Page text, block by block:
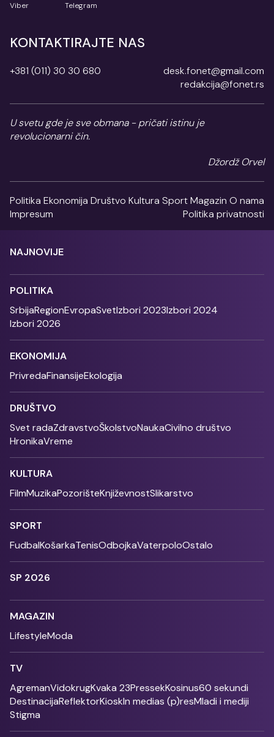
Viber Telegram
KONTAKTIRAJTE NAS
+381 (011) 30 30 680
desk.fonet@gmail.com
redakcija@fonet.rs
U svetu gde je sve obmana - pričati istinu je
revolucionarni čin.
Džordž Orvel
Politika Ekonomija Društvo Kultura SportMagazin O nama
Impresum
Politika privatnosti
NAJNOVIJE
POLITIKA
SrbijaRegionEvropaSvetIzbori 2023Izbori 2024
Izbori 2026
EKONOMIJA
PrivredaFinansijeEkologija
DRUŠTVO
Svet radaZdravstvoŠkolstvoNaukaCivilno društvo
HronikaVreme
KULTURA
FilmMuzikaPozorišteKnjiževnostSlikarstvo
SPORT
FudbalKošarkaTenisOdbojkaVaterpoloOstalo
SP 2026
MAGAZIN
LifestyleModa
TV
AgremanVidokrugKvaka 23PressekKosinus60 sekundi
DestinacijaReflektorKioskIn medias (p)resMladi i mediji
Stigma